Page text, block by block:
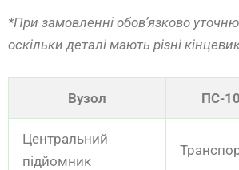
*При замовленні обов’язково
оскільки деталі мають різні
Вузол ПС-10
Центральний
підйомник